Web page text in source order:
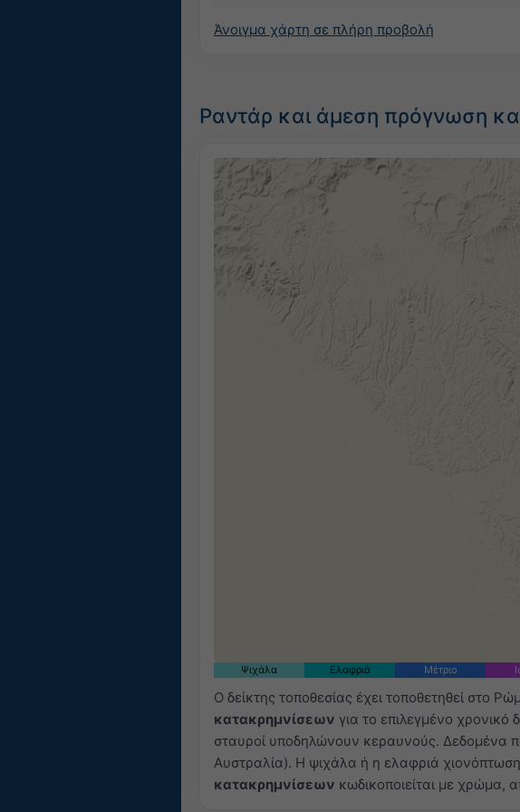
Άνοιγμα χάρτη σε πλήρη προβολή
Ραντάρ και άμεση πρόγνωση
Ψιχάλα Ελαφριά Μέτριο
Ο δείκτης τοποθεσίας έχει τοποθετηθεί στο
κατακρημνίσεων για το επιλεγμένο χρονικό
σταυροί υποδηλώνουν κεραυνούς. Δεδομένα
Αυστραλία). Η ψιχάλα ή η ελαφριά
κατακρημνίσεων κωδικοποιείται με χρώμα,